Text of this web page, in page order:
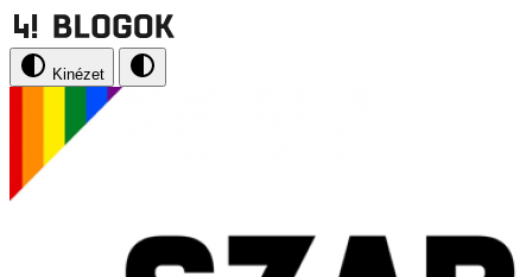
Kinézet